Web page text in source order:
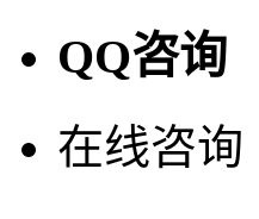
QQ咨询
在线咨询